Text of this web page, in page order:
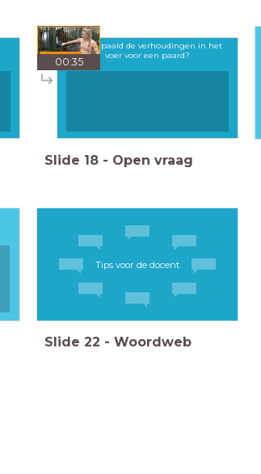
00:35
Wat bepaald de verhoudingen in het
voer voor een paard?
Slide 18 - Open vraag
Tips voor de docent
Slide 22 - Woordweb